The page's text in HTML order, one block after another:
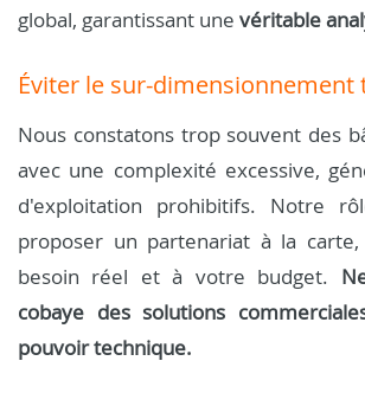
global, garantissant une véritable
Éviter le sur-dimensionnement
Nous constatons trop souvent des
avec une complexité excessive,
d'exploitation prohibitifs. Notre
proposer un partenariat à la
besoin réel et à votre budget.
cobaye des solutions
pouvoir technique.